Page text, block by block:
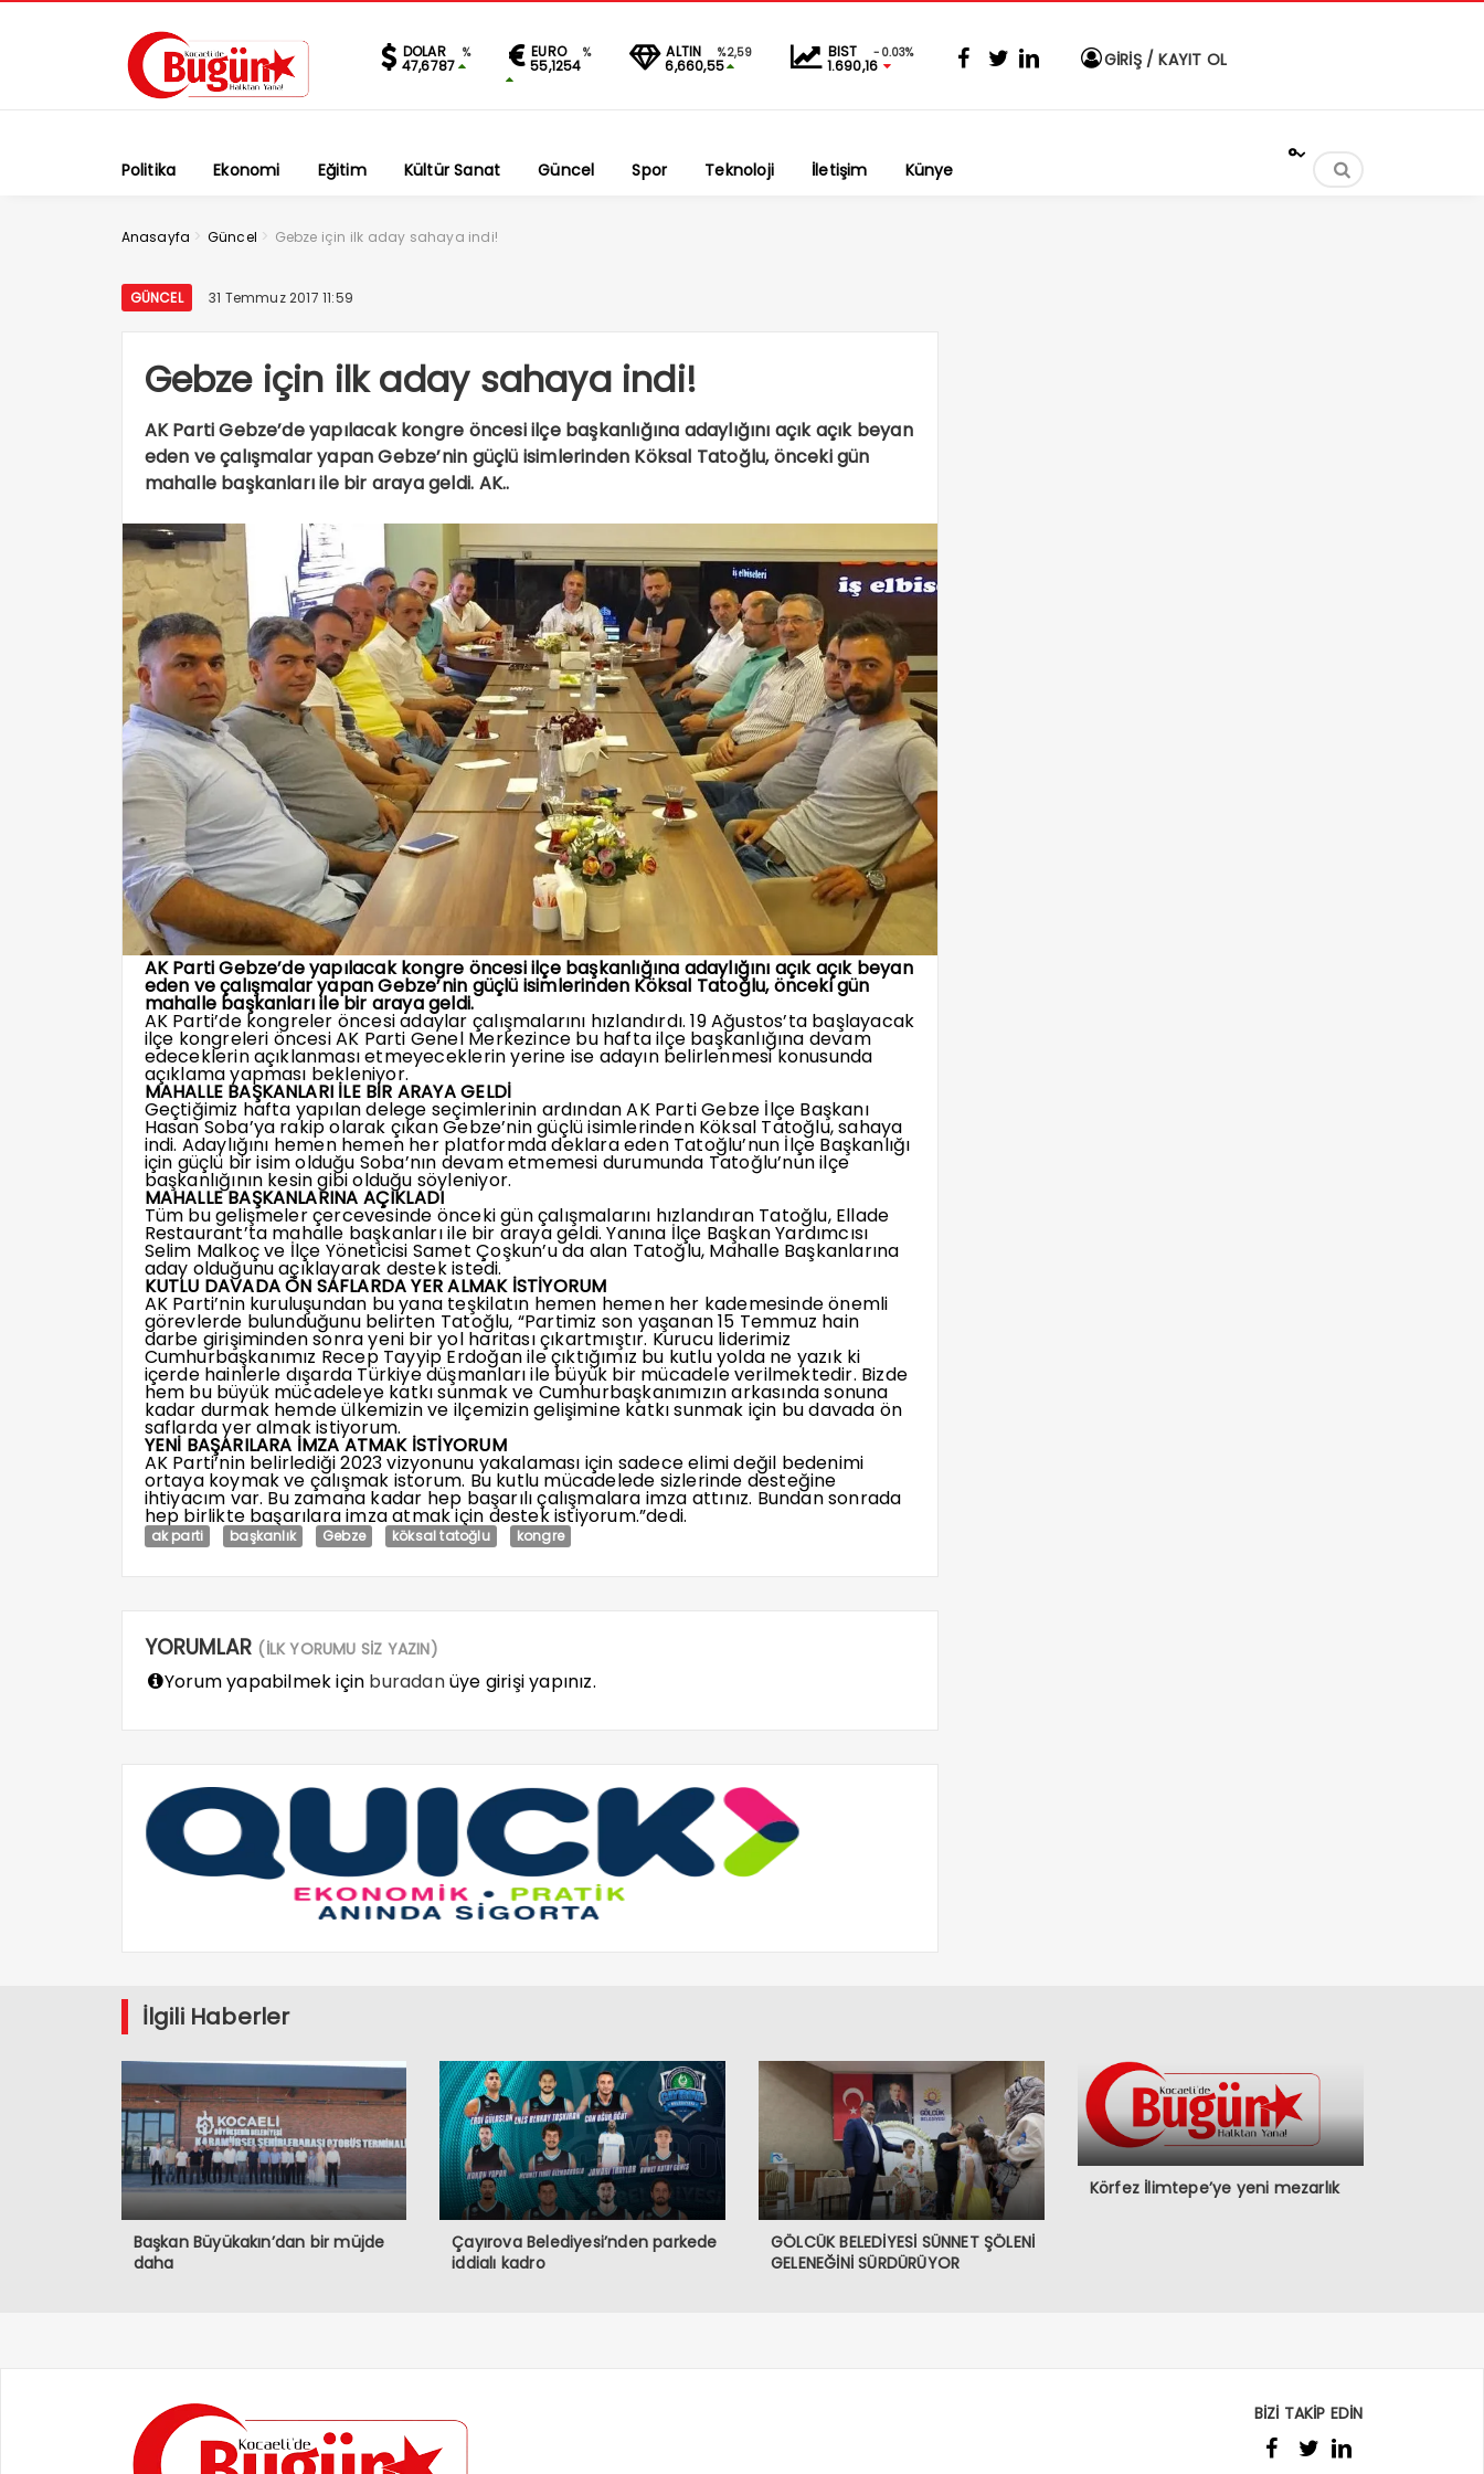
DOLAR %
47,6787
EURO %
55,1254
ALTIN %2,59
6,660,55
BIST -0.03%
1.690,16 GİRİŞ / KAYIT OL
Politika Ekonomi Eğitim Kültür Sanat Güncel Spor Teknoloji İletişim Künye
°
Anasayfa > Güncel > Gebze için ilk aday sahaya indi!
GÜNCEL 31 Temmuz 2017 11:59
Gebze için ilk aday sahaya indi!
AK Parti Gebze’de yapılacak kongre öncesi ilçe başkanlığına adaylığını açık açık beyan
eden ve çalışmalar yapan Gebze’nin güçlü isimlerinden Köksal Tatoğlu, önceki gün
mahalle başkanları ile bir araya geldi. AK..
AK Parti Gebze’de yapılacak kongre öncesi ilçe başkanlığına adaylığını açık açık beyan
eden ve çalışmalar yapan Gebze’nin güçlü isimlerinden Köksal Tatoğlu, önceki gün
mahalle başkanları ile bir araya geldi.
AK Parti’de kongreler öncesi adaylar çalışmalarını hızlandırdı. 19 Ağustos’ta başlayacak
ilçe kongreleri öncesi AK Parti Genel Merkezince bu hafta ilçe başkanlığına devam
edeceklerin açıklanması etmeyeceklerin yerine ise adayın belirlenmesi konusunda
açıklama yapması bekleniyor.
MAHALLE BAŞKANLARI İLE BİR ARAYA GELDİ
Geçtiğimiz hafta yapılan delege seçimlerinin ardından AK Parti Gebze İlçe Başkanı
Hasan Soba’ya rakip olarak çıkan Gebze’nin güçlü isimlerinden Köksal Tatoğlu, sahaya
indi. Adaylığını hemen hemen her platformda deklara eden Tatoğlu’nun İlçe Başkanlığı
için güçlü bir isim olduğu Soba’nın devam etmemesi durumunda Tatoğlu’nun ilçe
başkanlığının kesin gibi olduğu söyleniyor.
MAHALLE BAŞKANLARINA AÇIKLADI
Tüm bu gelişmeler çercevesinde önceki gün çalışmalarını hızlandıran Tatoğlu, Ellade
Restaurant’ta mahalle başkanları ile bir araya geldi. Yanına İlçe Başkan Yardımcısı
Selim Malkoç ve İlçe Yöneticisi Samet Çoşkun’u da alan Tatoğlu, Mahalle Başkanlarına
aday olduğunu açıklayarak destek istedi.
KUTLU DAVADA ÖN SAFLARDA YER ALMAK İSTİYORUM
AK Parti’nin kuruluşundan bu yana teşkilatın hemen hemen her kademesinde önemli
görevlerde bulunduğunu belirten Tatoğlu, “Partimiz son yaşanan 15 Temmuz hain
darbe girişiminden sonra yeni bir yol haritası çıkartmıştır. Kurucu liderimiz
Cumhurbaşkanımız Recep Tayyip Erdoğan ile çıktığımız bu kutlu yolda ne yazık ki
içerde hainlerle dışarda Türkiye düşmanları ile büyük bir mücadele verilmektedir. Bizde
hem bu büyük mücadeleye katkı sunmak ve Cumhurbaşkanımızın arkasında sonuna
kadar durmak hemde ülkemizin ve ilçemizin gelişimine katkı sunmak için bu davada ön
saflarda yer almak istiyorum.
YENİ BAŞARILARA İMZA ATMAK İSTİYORUM
AK Parti’nin belirlediği 2023 vizyonunu yakalaması için sadece elimi değil bedenimi
ortaya koymak ve çalışmak istorum. Bu kutlu mücadelede sizlerinde desteğine
ihtiyacım var. Bu zamana kadar hep başarılı çalışmalara imza attınız. Bundan sonrada
hep birlikte başarılara imza atmak için destek istiyorum.”dedi.
ak parti başkanlık Gebze köksal tatoğlu kongre
YORUMLAR (İLK YORUMU SİZ YAZIN)
Yorum yapabilmek için buradanüye girişi yapınız.
İlgili Haberler
Başkan Büyükakın’dan bir müjde
daha
Çayırova Belediyesi’nden parkede
iddialı kadro
GÖLCÜK BELEDİYESİ SÜNNET ŞÖLENİ
GELENEĞİNİ SÜRDÜRÜYOR
Körfez İlimtepe’ye yeni mezarlık
BİZİ TAKİP EDİN